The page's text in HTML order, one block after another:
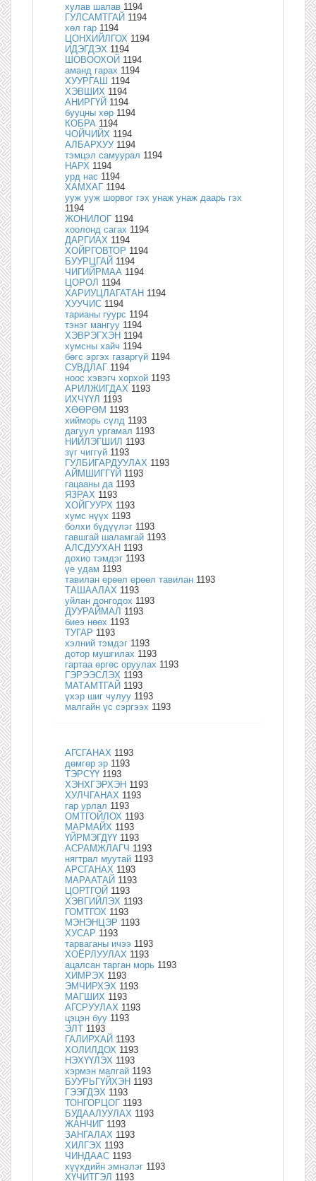
хулав шалав 1194
ГУЛСАМТГАЙ 1194
хөл гар 1194
ЦОНХИЙЛГОХ 1194
ИДЭГДЭХ 1194
ШОВООХОЙ 1194
аманд гарах 1194
ХУУРГАШ 1194
ХЭВШИХ 1194
АНИРГҮЙ 1194
бууцны хөр 1194
КОБРА 1194
ЧОЙЧИЙХ 1194
АЛБАРХУУ 1194
тэмцэл самуурал 1194
НАРХ 1194
урд нас 1194
ХАМХАГ 1194
ууж ууж шорвог гэх унаж унаж даарь гэх
1194
ЖОНИЛОГ 1194
хоолонд сагах 1194
ДАРГИАХ 1194
ХОЙРГОВТОР 1194
БУУРЦГАЙ 1194
ЧИГИЙРМАА 1194
ЦОРОЛ 1194
ХАРИУЦЛАГАТАН 1194
ХУУЧИС 1194
тарианы гуурс 1194
тэнэг мангуу 1194
ХЭВРЭГХЭН 1194
хумсны хайч 1194
бөгс эргэх газаргүй 1194
СУВДЛАГ 1194
ноос хэвэгч хорхой 1193
АРИЛЖИГДАХ 1193
ИХЧҮҮЛ 1193
ХӨӨРӨМ 1193
хийморь сүлд 1193
дагуул ургамал 1193
НИЙЛЭГШИЛ 1193
зүг чиггүй 1193
ГУЛБИГАРДУУЛАХ 1193
АЙМШИГГҮЙ 1193
гацааны да 1193
ЯЗРАХ 1193
ХОЙГУУРХ 1193
хумс нүүх 1193
болхи бүдүүлэг 1193
гавшгай шаламгай 1193
АЛСДУУХАН 1193
дохио тэмдэг 1193
үе удам 1193
тавилан ерөөл ерөөл тавилан 1193
ТАШААЛАХ 1193
уйлан донгодох 1193
ДУУРАЙМАЛ 1193
биеэ нөөх 1193
ТУГАР 1193
хэлний тэмдэг 1193
дотор мушгилах 1193
гартаа өргөс оруулах 1193
ГЭРЭЭСЛЭХ 1193
МАТАМТГАЙ 1193
үхэр шиг чулуу 1193
малгайн үс сэргээх 1193
АГСГАНАХ 1193
дөмгөр эр 1193
ТЭРСҮҮ 1193
ХЭНХГЭРХЭН 1193
ХУЛЧГАНАХ 1193
гар урлал 1193
ОМТГОЙЛОХ 1193
МАРМАЙХ 1193
ҮЙРМЭГДҮҮ 1193
АСРАМЖЛАГЧ 1193
нягтрал муутай 1193
АРСГАНАХ 1193
МАРААТАЙ 1193
ЦОРТГОЙ 1193
ХЭВГИЙЛЭХ 1193
ГОМТГОХ 1193
МЭНЭНЦЭР 1193
ХУСАР 1193
тарваганы ичээ 1193
ХОЁРЛУУЛАХ 1193
ацалсан тарган морь 1193
ХИМРЭХ 1193
ЭМЧИРХЭХ 1193
МАГШИХ 1193
АГСРУУЛАХ 1193
цэцэн буу 1193
ЭЛТ 1193
ГАЛИРХАЙ 1193
ХОЛИЛДОХ 1193
НЭХҮҮЛЭХ 1193
хэрмэн малгай 1193
БУУРЬГҮЙХЭН 1193
ГЭЭГДЭХ 1193
ТОНГОРЦОГ 1193
БУДААЛУУЛАХ 1193
ЖАНЧИГ 1193
ЗАНГАЛАХ 1193
ХИЛГЭХ 1193
ЧИНДААС 1193
хүүхдийн эмнэлэг 1193
ХҮЧИТГЭЛ 1193